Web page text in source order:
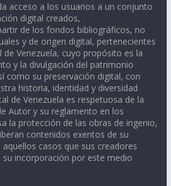
acceso a los usuarios a un conjunto
digital creados,
de los fondos bibliográficos, no
y de origen digital, pertenecientes
Venezuela, cuyo propósito es la
y la divulgación del patrimonio
como su preservación digital, con
historia, identidad y diversidad
de Venezuela es respetuosa de la
Autor y su reglamento en los
la protección de las obras de ingenio,
contenidos exentos de su
casos que sus creadores
incorporación por este medio